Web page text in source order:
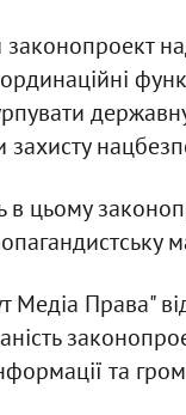
в цьому
Медіа Права"
та